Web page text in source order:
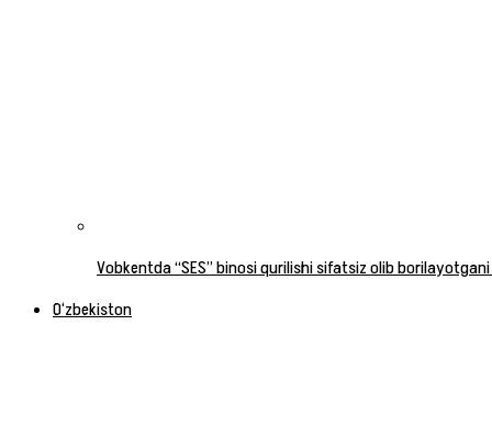
Vobkentda “SES” binosi qurilishi sifatsiz olib
O‘zbekiston